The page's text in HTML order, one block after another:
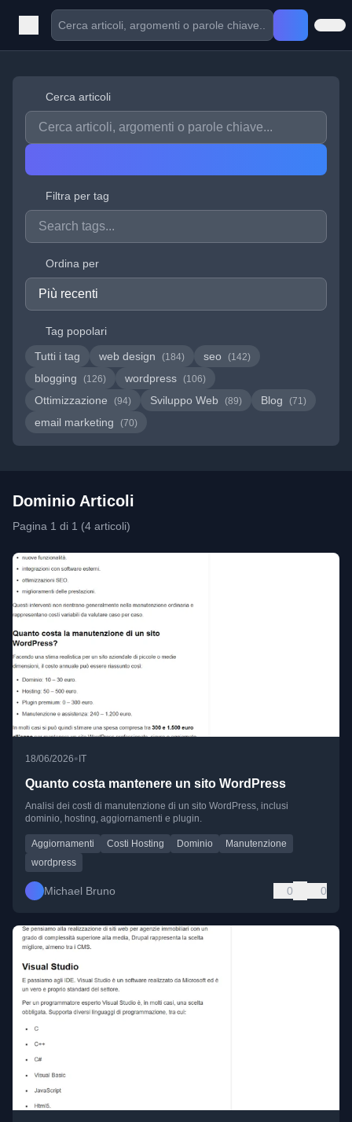
Cerca articoli
Filtra per tag
Ordina per
Tag popolari
Tutti i tag
web design (184) seo (142)
blogging (126) wordpress (106)
Ottimizzazione (94) Sviluppo Web (89) Blog (71)
email marketing (70)
Dominio Articoli
Pagina 1 di 1 (4 articoli)
18/06/2026• IT
Quanto costa mantenere un sito WordPress
Analisi dei costi di manutenzione di un sito WordPress, inclusi
dominio, hosting, aggiornamenti e plugin.
Aggiornamenti Costi Hosting Dominio
Manutenzione
wordpress
Michael Bruno 0 0